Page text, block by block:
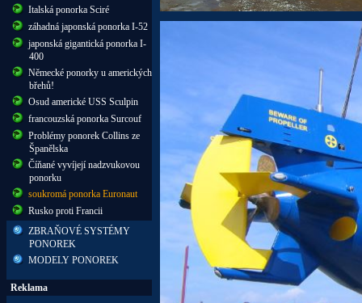
Italská ponorka Sciré
záhadná japonská ponorka I-52
japonská gigantická ponorka I-
400
Německé ponorky u amerických
břehů!
Osud americké USS Sculpin
francouzská ponorka Surcouf
Problémy ponorek Collins ze
Španělska
Číňané vyvíjejí nadzvukovou
ponorku
soukromá ponorka Euronaut
Rusko proti Francii
ZBRAŇOVÉ SYSTÉMY
PONOREK
MODELY PONOREK
Reklama